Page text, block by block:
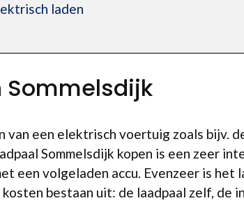
laden
een elektrisch voertuig zoals bijv.
Sommelsdijk kopen is een zeer
een volgeladen accu. Evenzeer is het
bestaan uit: de laadpaal zelf, de